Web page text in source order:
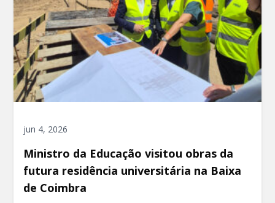
jun 4, 2026
Ministro da Educação visitou obras da
futura residência universitária na Baixa
de Coimbra